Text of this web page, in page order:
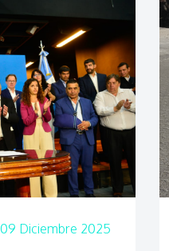
09 Diciembre 2025